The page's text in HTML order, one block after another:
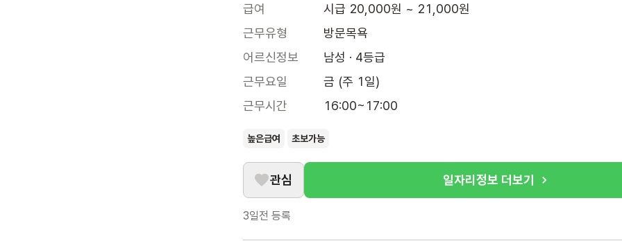
급여
시급 20,000원 ~ 21,000원
근무유형
방문목욕
어르신정보
남성 · 4등급
근무요일
금 (주 1일)
근무시간
16:00~17:00
높은급여 초보가능
관심 일자리정보 더보기
3일전 등록